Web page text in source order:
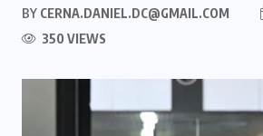
BY CERNA.DANIEL.DC@GMAIL.COM
350 VIEWS